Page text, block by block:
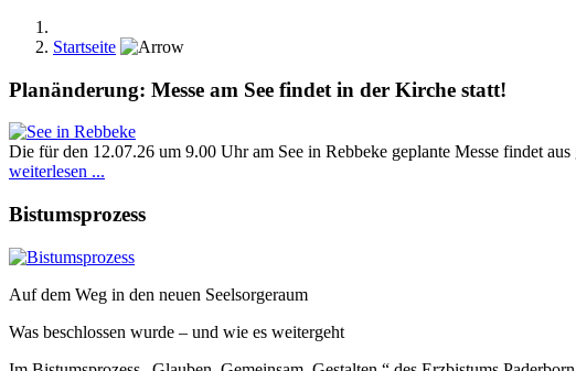
Startseite
Planänderung: Messe am See findet in der Kirche statt!
Die für den 12.07.26 um 9.00 Uhr am See in Rebbeke geplante Messe findet
weiterlesen ...
Bistumsprozess
Auf dem Weg in den neuen Seelsorgeraum
Was beschlossen wurde – und wie es weitergeht